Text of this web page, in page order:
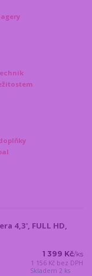
4,3', FULL HD,
1 399 Kč/ks
1 156 Kč bez DPH
Skladem 2 ks